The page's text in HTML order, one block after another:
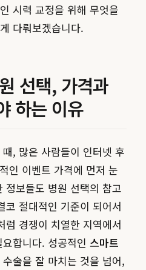
시력 교정을 위해 무엇을
다뤄보겠습니다.
선택, 가격과
하는 이유
, 많은 사람들이 인터넷 후
인 이벤트 가격에 먼저 눈
정보들도 병원 선택의 참고
코 절대적인 기준이 되어서
럼 경쟁이 치열한 지역에서
합니다. 성공적인 스마트
술을 잘 마치는 것을 넘어,